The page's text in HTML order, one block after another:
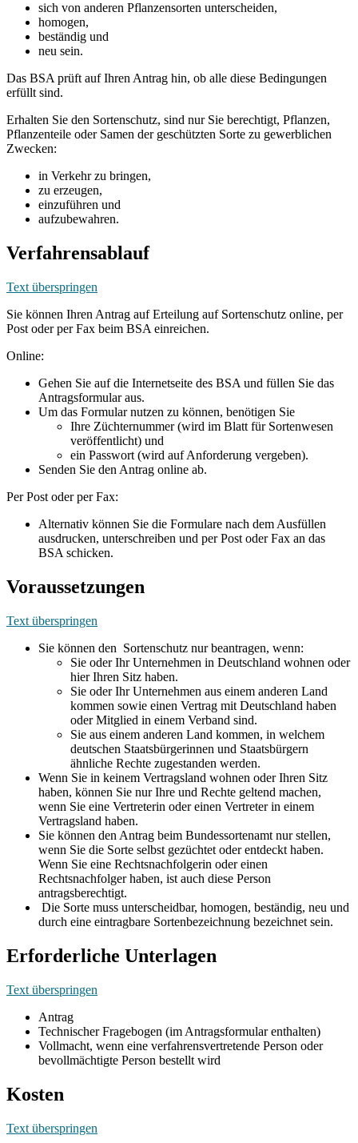
sich von anderen Pflanzensorten unterscheiden,
homogen,
beständig und
neu sein.
Das BSA prüft auf Ihren Antrag hin, ob alle diese Bedingungen
erfüllt sind.
Erhalten Sie den Sortenschutz, sind nur Sie berechtigt, Pflanzen,
Pflanzenteile oder Samen der geschützten Sorte zu gewerblichen
Zwecken:
in Verkehr zu bringen,
zu erzeugen,
einzuführen und
aufzubewahren.
Verfahrensablauf
Text überspringen
Sie können Ihren Antrag auf Erteilung auf Sortenschutz online, per
Post oder per Fax beim BSA einreichen.
Online:
Gehen Sie auf die Internetseite des BSA und füllen Sie das
Antragsformular aus.
Um das Formular nutzen zu können, benötigen Sie
Ihre Züchternummer (wird im Blatt für Sortenwesen
veröffentlicht) und
ein Passwort (wird auf Anforderung vergeben).
Senden Sie den Antrag online ab.
Per Post oder per Fax:
Alternativ können Sie die Formulare nach dem Ausfüllen
ausdrucken, unterschreiben und per Post oder Fax an das
BSA schicken.
Voraussetzungen
Text überspringen
Sie können den Sortenschutz nur beantragen, wenn:
Sie oder Ihr Unternehmen in Deutschland wohnen oder
hier Ihren Sitz haben.
Sie oder Ihr Unternehmen aus einem anderen Land
kommen sowie einen Vertrag mit Deutschland haben
oder Mitglied in einem Verband sind.
Sie aus einem anderen Land kommen, in welchem
deutschen Staatsbürgerinnen und Staatsbürgern
ähnliche Rechte zugestanden werden.
Wenn Sie in keinem Vertragsland wohnen oder Ihren Sitz
haben, können Sie nur Ihre und Rechte geltend machen,
wenn Sie eine Vertreterin oder einen Vertreter in einem
Vertragsland haben.
Sie können den Antrag beim Bundessortenamt nur stellen,
wenn Sie die Sorte selbst gezüchtet oder entdeckt haben.
Wenn Sie eine Rechtsnachfolgerin oder einen
Rechtsnachfolger haben, ist auch diese Person
antragsberechtigt.
Die Sorte muss unterscheidbar, homogen, beständig, neu und
durch eine eintragbare Sortenbezeichnung bezeichnet sein.
Erforderliche Unterlagen
Text überspringen
Antrag
Technischer Fragebogen (im Antragsformular enthalten)
Vollmacht, wenn eine verfahrensvertretende Person oder
bevollmächtigte Person bestellt wird
Kosten
Text überspringen